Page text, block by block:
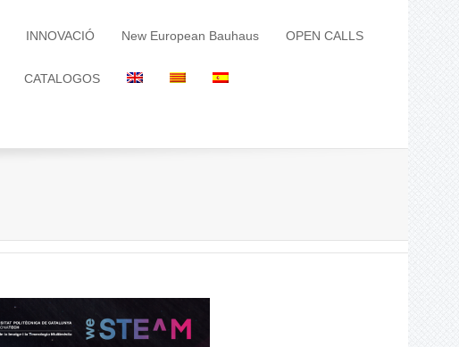
INNOVACIÓ New European Bauhaus OPEN CALLS
CATALOGOS